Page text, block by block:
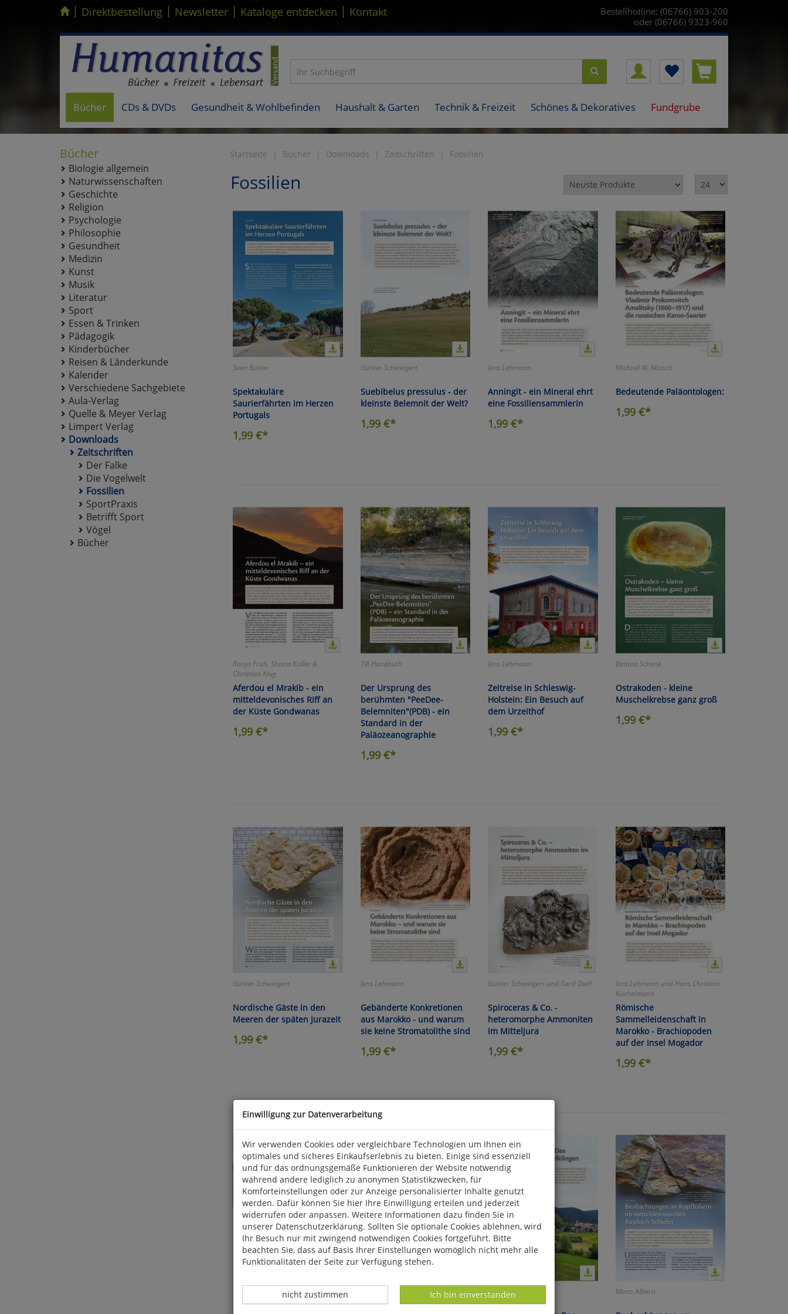
Kompletten Head der Seite überspringen
| Direktbestellung | Newsletter | Kataloge entdecken | Kontakt
Bestellhotline: (06766) 903-200
oder (06766) 9323-960
Bücher CDs & DVDs Gesundheit & Wohlbefinden Haushalt & Garten Technik & Freizeit Schönes & Dekoratives Fundgrube
Bücher
Biologie allgemein
Naturwissenschaften
Geschichte
Religion
Psychologie
Philosophie
Gesundheit
Medizin
Kunst
Musik
Literatur
Sport
Essen & Trinken
Pädagogik
Kinderbücher
Reisen & Länderkunde
Kalender
Verschiedene Sachgebiete
Aula-Verlag
Quelle & Meyer Verlag
Limpert Verlag
Downloads
Zeitschriften
Der Falke
Die Vogelwelt
Fossilien
SportPraxis
Betrifft Sport
Vögel
Bücher
Startseite Bücher Downloads Zeitschriften Fossilien
Fossilien
Sven Bülow
Spektakuläre
Saurierfährten im Herzen
Portugals
1,99 €*
Günter Schweigert
Suebibelus pressulus - der
kleinste Belemnit der Welt?
1,99€*
Jens Lehmann
Anningit - ein Mineral ehrt
eine Fossiliensammlerin
1,99 €*
Michael W. Maisch
Bedeutende Paläontologen:
1,99€*
Ronja Früh, Shana Koller &
Christian Klug
Aferdou el Mrakib - ein
mitteldevonisches Riff an
der Küste Gondwanas
1,99 €*
Till Hanebuth
Der Ursprung des
berühmten "PeeDee-
Belemniten"(PDB) - ein
Standard in der
Paläozeanographie
1,99€*
Jens Lehmann
Zeitreise in Schleswig-
Holstein: Ein Besuch auf
dem Urzeithof
1,99 €*
Bettina Schenk
Ostrakoden - kleine
Muschelkrebse ganz groß
1,99€*
Günter Schweigert
Nordische Gäste in den
Meeren der späten Jurazeit
1,99 €*
Jens Lehmann
Gebänderte Konkretionen
aus Marokko - und warum
sie keine Stromatolithe sind
1,99€*
Günter Schweigert und Gerd Dietl
Spiroceras & Co. -
heteromorphe Ammoniten
im Mitteljura
1,99 €*
Jens Lehmann und Hans Christian
Küchelmann
Römische
Sammelleidenschaft in
Marokko - Brachiopoden
auf der Insel Mogador
1,99€*
Norbert Micklich Winfried Hanold Mirco Alberti
Einwilligung zur Datenverarbeitung
Wir verwenden Cookies oder vergleichbare Technologien um Ihnen ein
optimales und sicheres Einkaufserlebnis zu bieten. Einige sind essenziell
und für das ordnungsgemäße Funktionieren der Website notwendig
während andere lediglich zu anonymen Statistikzwecken, für
Komforteinstellungen oder zur Anzeige personalisierter Inhalte genutzt
werden. Dafür können Sie hier Ihre Einwilligung erteilen und jederzeit
widerrufen oder anpassen. Weitere Informationen dazu finden Sie in
unserer Datenschutzerklärung. Sollten Sie optionale Cookies ablehnen, wird
Ihr Besuch nur mit zwingend notwendigen Cookies fortgeführt. Bitte
beachten Sie, dass auf Basis Ihrer Einstellungen womöglich nicht mehr alle
Funktionalitäten der Seite zur Verfügung stehen.
Datenverarbeitung -
Ich bin einverstanden
Datenverarbeitung -
nicht zustimmen